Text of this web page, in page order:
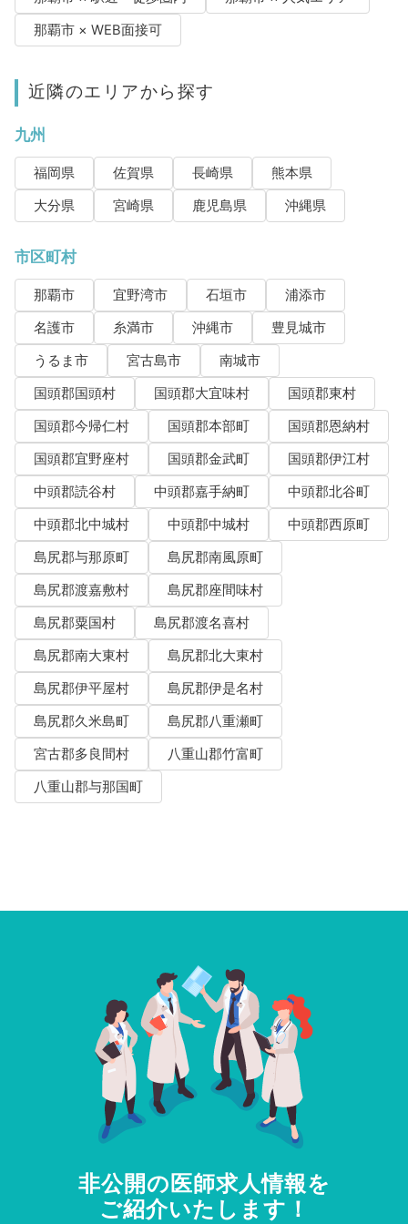
那覇市 × WEB面接可
近隣のエリアから探す
九州
福岡県 佐賀県 長崎県
熊本県
大分県
宮崎県 鹿児島県 沖縄県
市区町村
那覇市 宜野湾市 石垣市
浦添市
名護市
糸満市 沖縄市
豊見城市
うるま市
宮古島市
南城市
国頭郡国頭村
国頭郡大宜味村
国頭郡東村
国頭郡今帰仁村
国頭郡本部町
国頭郡恩納村
国頭郡宜野座村
国頭郡金武町
国頭郡伊江村
中頭郡読谷村
中頭郡嘉手納町
中頭郡北谷町
中頭郡北中城村
中頭郡中城村
中頭郡西原町
島尻郡与那原町
島尻郡南風原町
島尻郡渡嘉敷村
島尻郡座間味村
島尻郡粟国村
島尻郡渡名喜村
島尻郡南大東村
島尻郡北大東村
島尻郡伊平屋村
島尻郡伊是名村
島尻郡久米島町
島尻郡八重瀬町
宮古郡多良間村
八重山郡竹富町
八重山郡与那国町
非公開の医師求人情報を
ご紹介いたします！